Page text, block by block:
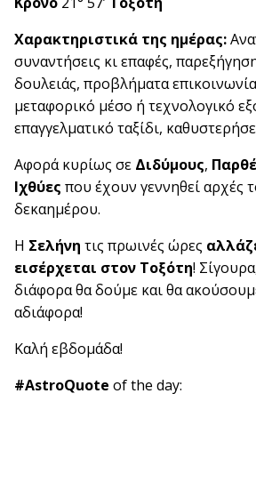
Χαρακτηριστικά της ημέρας:
συναντήσεις κι επαφές,
δουλειάς, προβλήματα
μεταφορικό μέσο ή τεχνολογικό
επαγγελματικό ταξίδι,
Αφορά κυρίως σε Διδύμους,
Ιχθύες που έχουν γεννηθεί αρχές
δεκαημέρου.
Η Σελήνη τις πρωινές ώρες
εισέρχεται στον Τοξότη!
διάφορα θα δούμε και θα
αδιάφορα!
Καλή εβδομάδα!
#AstroQuote of the day: